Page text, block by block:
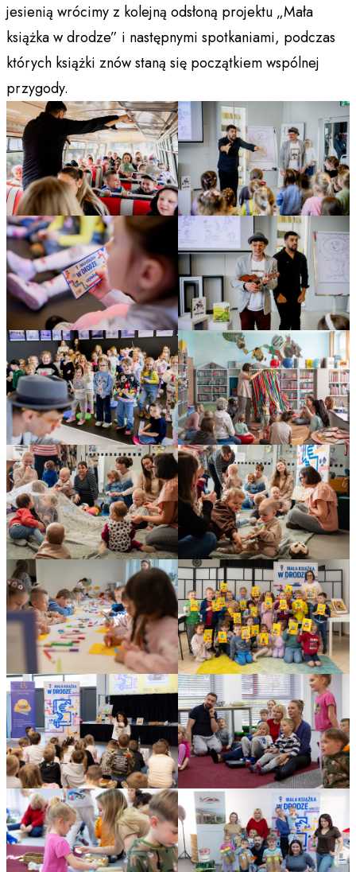
jesienią wrócimy z kolejną odsłoną projektu „Mała
książka w drodze” i następnymi spotkaniami, podczas
których książki znów staną się początkiem wspólnej
przygody.